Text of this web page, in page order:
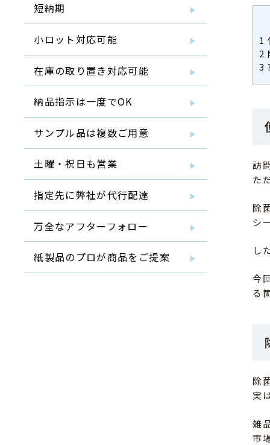
1
2
3
訪
た
除
シ
し
今
る
除
実
雑
市
短納期
小ロット対応可能
在庫の取り置き対応可能
納品指示は一度でOK
サンプル品は複数ご用意
土曜・祝日も営業
指定先に弊社が代行配達
万全なアフターフォロー
紙製品のプロが商品をご提案